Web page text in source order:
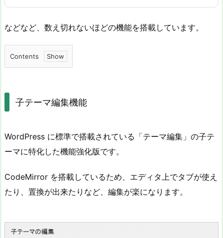
などなど、数え切れないほどの機能を搭載しています。
Contents
テ
編
集
能
2.
S
子テーマ編集機能
WordPress に標準で搭載されている「テーマ編集」の子テ
ーマに特化した機能強化版です。
CodeMirror を搭載しているため、エディタ上でタブが使え
たり、置換が出来たりなど、編集が楽になります。